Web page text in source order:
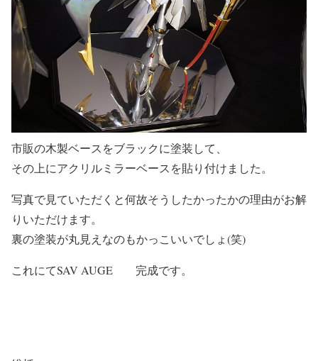
市販の木製ベースをブラックに塗装して、
その上にアクリルミラーベースを貼り付けました。
写真で見ていただくと何故そうしたかったかの理由がお解
りいただけます。
裏の塗装が丸見えなのもかっこいいでしょ(笑)
これにてSAV AUGE 完成です。